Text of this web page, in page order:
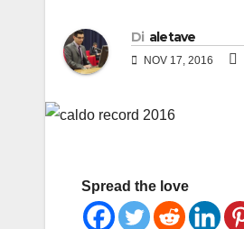
Di aletave
NOV 17, 2016
Spread the love